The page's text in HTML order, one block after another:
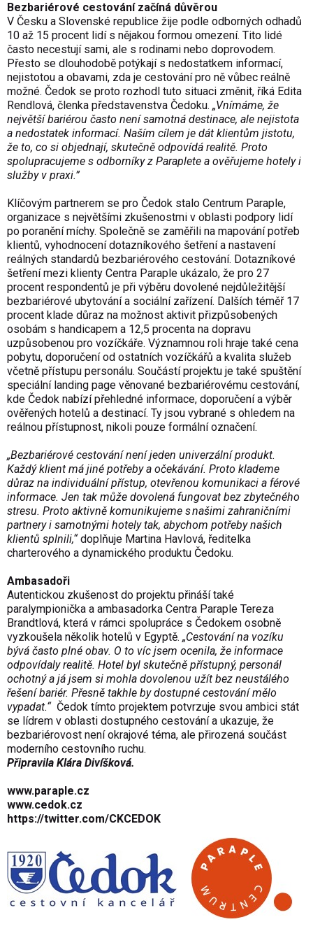
Bezbariérové cestování začíná důvěrou
V Česku a Slovenské republice žije podle odborných odhadů
10 až 15 procent lidí s nějakou formou omezení. Tito lidé
často necestují sami, ale s rodinami nebo doprovodem.
Přesto se dlouhodobě potýkají s nedostatkem informací,
nejistotou a obavami, zda je cestování pro ně vůbec reálně
možné. Čedok se proto rozhodl tuto situaci změnit, říká Edita
Rendlová, členka představenstva Čedoku. „Vnímáme, že
největší bariérou často není samotná destinace, ale nejistota
a nedostatek informací. Naším cílem je dát klientům jistotu,
že to, co si objednají, skutečně odpovídá realitě. Proto
spolupracujeme s odborníky z Paraplete a ověřujeme hotely i
služby v praxi.”
Klíčovým partnerem se pro Čedok stalo Centrum Paraple,
organizace s největšími zkušenostmi v oblasti podpory lidí
po poranění míchy. Společně se zaměřili na mapování potřeb
klientů, vyhodnocení dotazníkového šetření a nastavení
reálných standardů bezbariérového cestování. Dotazníkové
šetření mezi klienty Centra Paraple ukázalo, že pro 27
procent respondentů je při výběru dovolené nejdůležitější
bezbariérové ubytování a sociální zařízení. Dalších téměř 17
procent klade důraz na možnost aktivit přizpůsobených
osobám s handicapem a 12,5 procenta na dopravu
uzpůsobenou pro vozíčkáře. Významnou roli hraje také cena
pobytu, doporučení od ostatních vozíčkářů a kvalita služeb
včetně přístupu personálu. Součástí projektu je také spuštění
speciální landing page věnované bezbariérovému cestování,
kde Čedok nabízí přehledné informace, doporučení a výběr
ověřených hotelů a destinací. Ty jsou vybrané s ohledem na
reálnou přístupnost, nikoli pouze formální označení.
„Bezbariérové cestování není jeden univerzální produkt.
Každý klient má jiné potřeby a očekávání. Proto klademe
důraz na individuální přístup, otevřenou komunikaci a férové
informace. Jen tak může dovolená fungovat bez zbytečného
stresu. Proto aktivně komunikujeme s našimi zahraničními
partnery i samotnými hotely tak, abychom potřeby našich
klientů splnili,“ doplňuje Martina Havlová, ředitelka
charterového a dynamického produktu Čedoku.
Ambasadoři
Autentickou zkušenost do projektu přináší také
paralympionička a ambasadorka Centra Paraple Tereza
Brandtlová, která v rámci spolupráce s Čedokem osobně
vyzkoušela několik hotelů v Egyptě. „Cestování na vozíku
bývá často plné obav. O to víc jsem ocenila, že informace
odpovídaly realitě. Hotel byl skutečně přístupný, personál
ochotný a já jsem si mohla dovolenou užít bez neustálého
řešení bariér. Přesně takhle by dostupné cestování mělo
vypadat.“ Čedok tímto projektem potvrzuje svou ambici stát
se lídrem v oblasti dostupného cestování a ukazuje, že
bezbariérovost není okrajové téma, ale přirozená součást
moderního cestovního ruchu.
Připravila Klára Divíšková.
www.paraple.cz
www.cedok.cz
https://twitter.com/CKCEDOK